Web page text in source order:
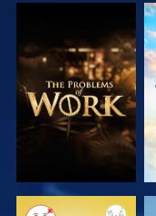
EXPLORA LAS
SERIES